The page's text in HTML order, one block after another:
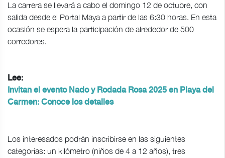
La carrera se llevará a cabo el domingo 12 de octubre, con
salida desde el Portal Maya a partir de las 6:30 horas. En esta
ocasión se espera la participación de alrededor de 500
corredores.
Lee:
Invitan el evento Nado y Rodada Rosa 2025 en Playa del
Carmen: Conoce los detalles
Los interesados podrán inscribirse en las siguientes
categorías: un kilómetro (niños de 4 a 12 años), tres